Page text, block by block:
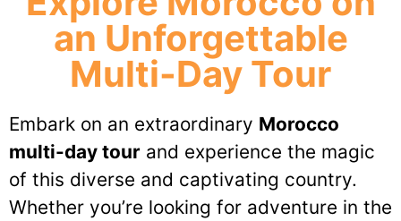
an Unforgettable
Multi-Day Tour
Embark on an extraordinary Morocco
multi-day tour and experience the magic
of this diverse and captivating country.
Whether you’re looking for adventure in the